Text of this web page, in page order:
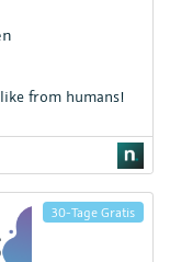
from humans!
30-Tage Gratis